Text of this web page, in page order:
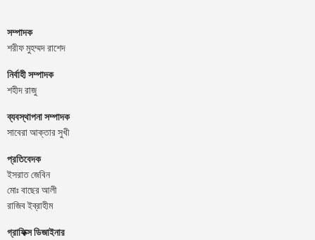
সম্পাদক
শরীফ মুহম্মদ রাশেদ
নির্বাহী সম্পাদক
শহীদ রাজু
ব্যবস্থাপনা সম্পাদক
সাবেরা আক্তার সুখী
প্রতিবেদক
ইসরাত জেবিন
মোঃ বাছের আলী
রাজিব ইব্রাহীম
গ্রাফিক্স ডিজাইনার